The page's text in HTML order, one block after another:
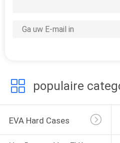
Geldzakjes
populaire
EVA Hard Cases